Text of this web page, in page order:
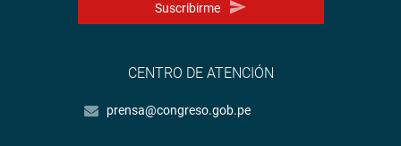
Suscribirme
CENTRO DE ATENCIÓN
prensa@congreso.gob.pe